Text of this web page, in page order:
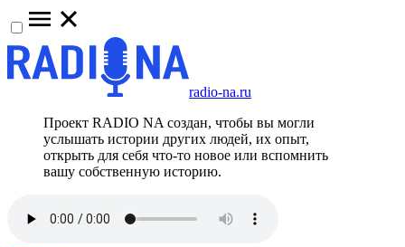
radio-na.ru
Проект RADIO NA создан, чтобы вы могли
услышать истории других людей, их опыт,
открыть для себя что-то новое или вспомнить
вашу собственную историю.